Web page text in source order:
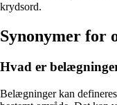
krydsord.
Synonymer
Hvad er
Belægninger kan